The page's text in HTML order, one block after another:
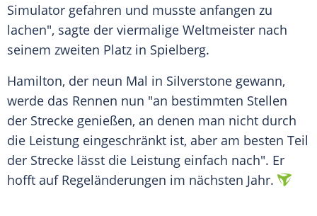
Simulator gefahren und musste anfangen zu
lachen", sagte der viermalige Weltmeister nach
seinem zweiten Platz in Spielberg.
Hamilton, der neun Mal in Silverstone gewann,
werde das Rennen nun "an bestimmten Stellen
der Strecke genießen, an denen man nicht durch
die Leistung eingeschränkt ist, aber am besten Teil
der Strecke lässt die Leistung einfach nach". Er
hofft auf Regeländerungen im nächsten Jahr.